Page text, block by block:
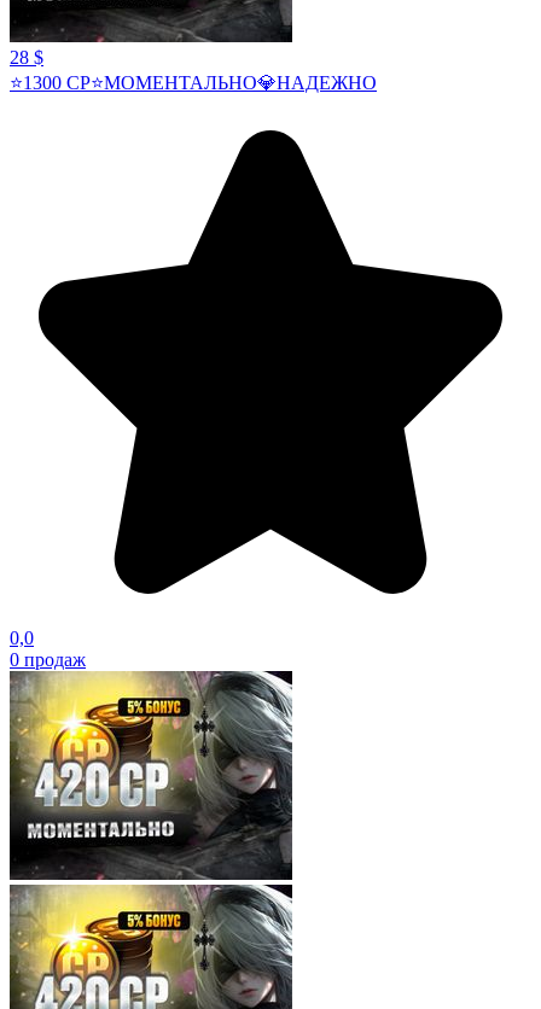
28 $
⭐1300 CP⭐МОМЕНТАЛЬНО💎НАДЕЖНО
0,0
0 продаж